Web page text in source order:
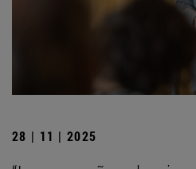
28 | 11 | 2025